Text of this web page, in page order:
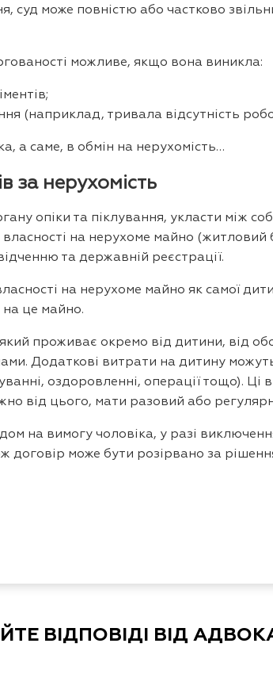
суд може повністю або частково
можливе, якщо вона виникла:
(наприклад, тривала відсутність
а саме, в обмін на нерухомість…
за нерухомість
опіки та піклування, укласти між
на нерухоме майно (житловий
та державній реєстрації.
на нерухоме майно як самої
на це майно.
проживає окремо від дитини, від
Додаткові витрати на дитину можуть
оздоровленні, операції тощо). Ці
від цього, мати разовий або
на вимогу чоловіка, у разі
може бути розірвано за
ВІДПОВІДІ ВІД